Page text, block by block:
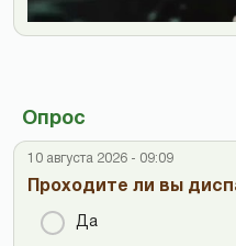
Опрос
10 августа 2026 - 09:09
Проходите ли вы
Да